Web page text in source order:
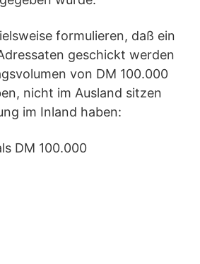
formulieren, daß ein
geschickt werden
von DM 100.000
nicht im Ausland sitzen
im Inland haben:
DM 100.000